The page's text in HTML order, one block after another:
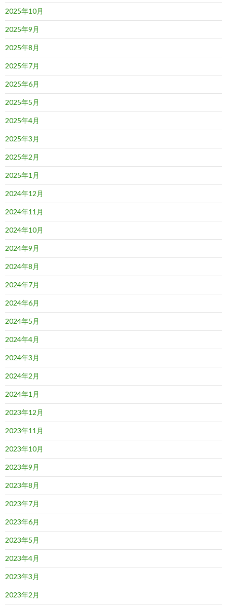
2025年10月
2025年9月
2025年8月
2025年7月
2025年6月
2025年5月
2025年4月
2025年3月
2025年2月
2025年1月
2024年12月
2024年11月
2024年10月
2024年9月
2024年8月
2024年7月
2024年6月
2024年5月
2024年4月
2024年3月
2024年2月
2024年1月
2023年12月
2023年11月
2023年10月
2023年9月
2023年8月
2023年7月
2023年6月
2023年5月
2023年4月
2023年3月
2023年2月